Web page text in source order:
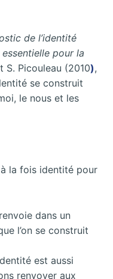
de l’identité
pour la
S. Picouleau (2010),
se construit
le nous et les
la fois identité pour
dans un
l’on se construit
est aussi
renvoyer aux